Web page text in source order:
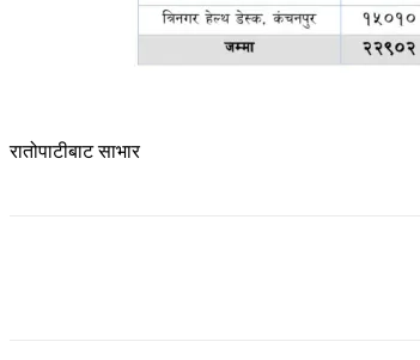
रातोपाटीबाट साभार